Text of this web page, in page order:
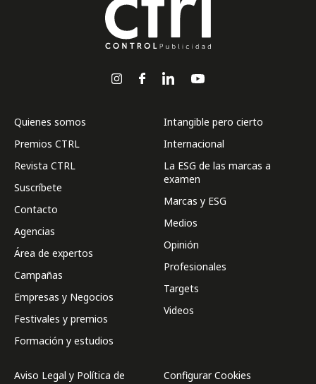
Quienes somos
Premios CTRL
Revista CTRL
Suscríbete
Contacto
Agencias
Área de expertos
Campañas
Empresas y Negocios
Festivales y premios
Formación y estudios
Intangible pero cierto
Internacional
La ESG de las marcas a
examen
Marcas y ESG
Medios
Opinión
Profesionales
Targets
Videos
Aviso Legal y Política de
Configurar Cookies